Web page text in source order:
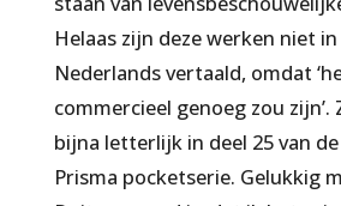
Helaas zijn deze werken niet
Nederlands vertaald, omdat
commercieel genoeg zou
bijna letterlijk in deel 25 van
Prisma pocketserie. Gelukkig